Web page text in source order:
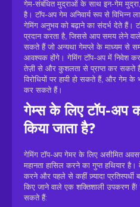
गेम-संबंधित मुद्राओं के साथ इन-गेम मुद्रा,
है। टॉप-अप गेम अनिवार्य रूप से विभिन्न
गेमिंग अनुभव को बढ़ाने का संदर्भ देते हैं।
प्रदान करता है, जिससे आप समय लेने वाले
सकते हैं जो अन्यथा गेमप्ले के माध्यम से
आवश्यक होंगे। गेमिंग टॉप-अप में निवेश
तेज़ी से और कुशलता से प्राप्त कर सकते
विरोधियों पर हावी हो सकते हैं, और गेम
कर सकते हैं।
गेम्स के लिए टॉप-अप
किया जाता है?
गेमिंग टॉप-अप गेमर के लिए असीमित
महानता हासिल करने का गुप्त हथियार
करने और पहले से कहीं ज़्यादा
किए जाने वाले एक शक्तिशाली उपकरण
सकते हैं: